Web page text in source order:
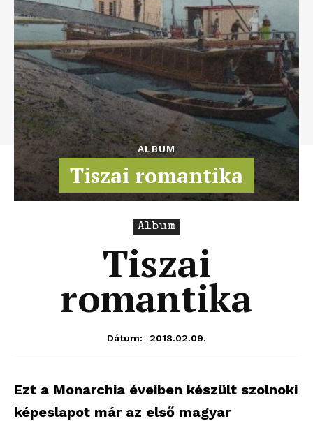
ALBUM
Tiszai romantika
Album
Tiszai
romantika
Dátum: 2018.02.09.
Ezt a Monarchia éveiben készült szolnoki
képeslapot már az első magyar